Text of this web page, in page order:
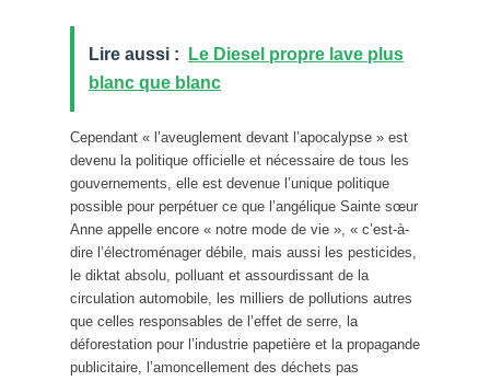
Lire aussi :
Le Diesel propre lave plus
blanc que blanc
Cependant « l’aveuglement devant l’apocalypse » est
devenu la politique officielle et nécessaire de tous les
gouvernements, elle est devenue l’unique politique
possible pour perpétuer ce que l’angélique Sainte sœur
Anne appelle encore « notre mode de vie », « c’est-à-
dire l’électroménager débile, mais aussi les pesticides,
le diktat absolu, polluant et assourdissant de la
circulation automobile, les milliers de pollutions autres
que celles responsables de l’effet de serre, la
déforestation pour l’industrie papetière et la propagande
publicitaire, l’amoncellement des déchets pas